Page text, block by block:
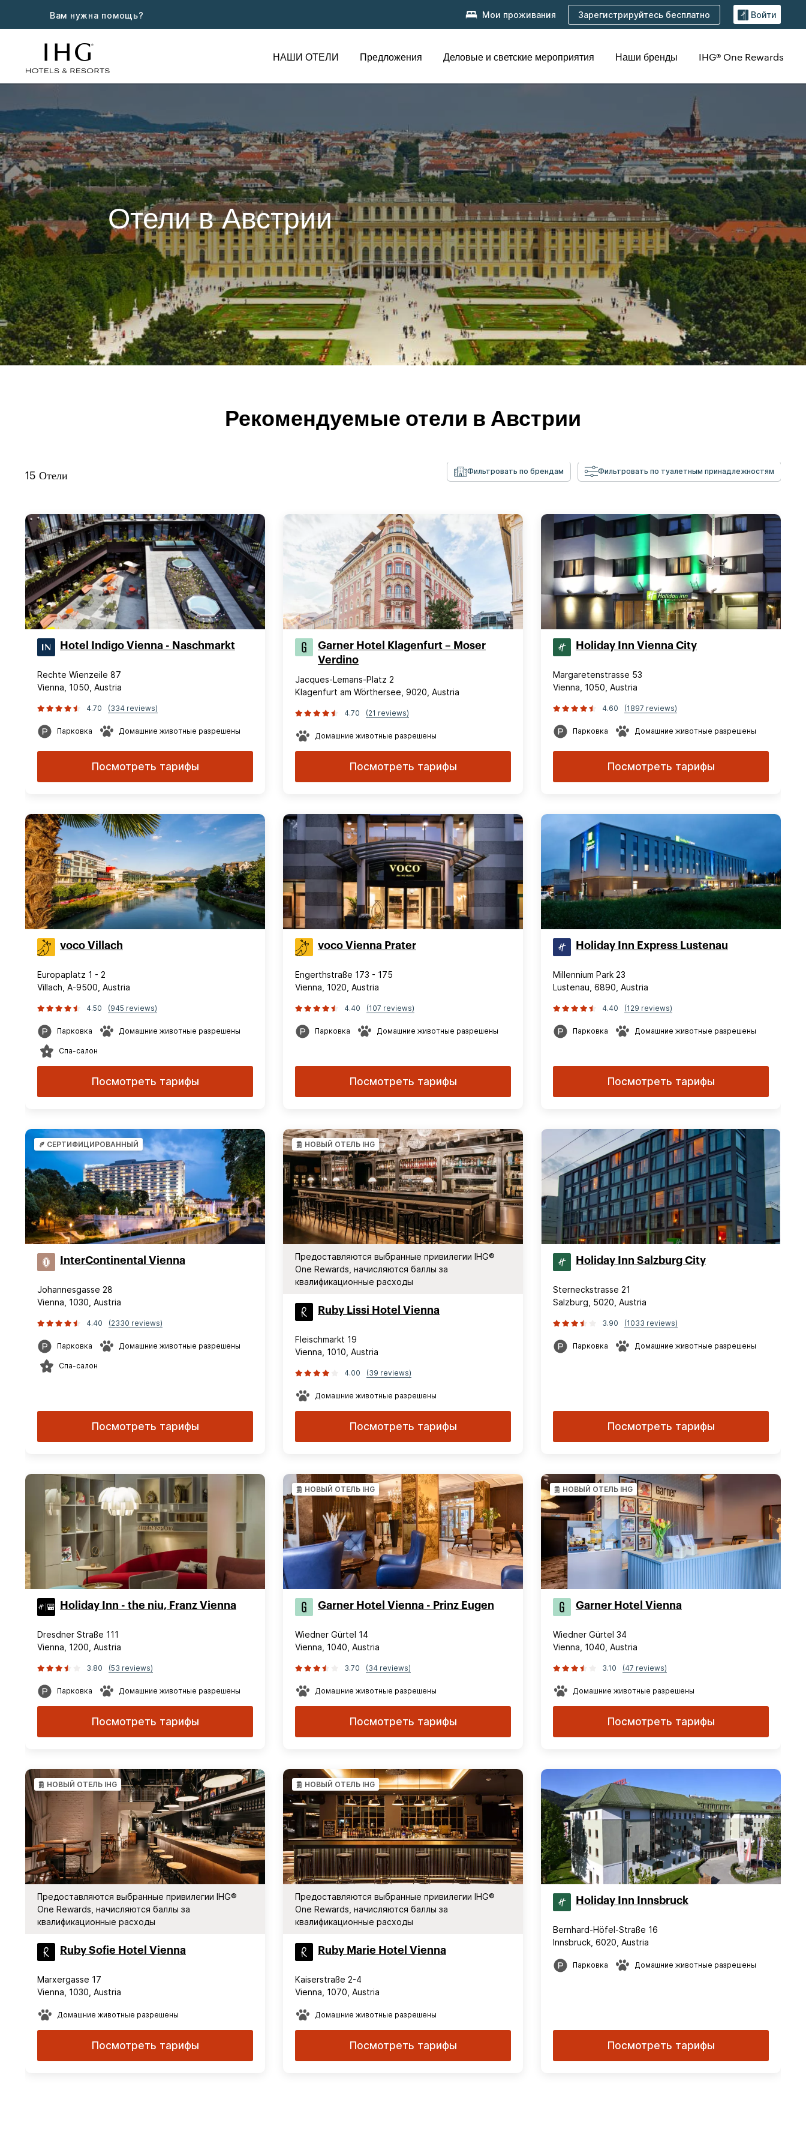
Вам нужна помощь? Мои проживания Зарегистрируйтесь бесплатно Войти
НАШИ ОТЕЛИ Предложения Деловые и светские мероприятия Наши бренды IHG® One Rewards
Отели в Австрии
Рекомендуемые отели в Австрии
15 Отели Фильтровать по брендам Фильтровать по туалетным принадлежностям
Hotel Indigo Vienna - Naschmarkt
Rechte Wienzeile 87
Vienna, 1050, Austria
4.70 (334 reviews)
Парковка Домашние животные разрешены
Посмотреть тарифы
Garner Hotel Klagenfurt – Moser
Verdino
Jacques-Lemans-Platz 2
Klagenfurt am Wörthersee, 9020, Austria
4.70 (21 reviews)
Домашние животные разрешены
Посмотреть тарифы
Holiday Inn Vienna City
Margaretenstrasse 53
Vienna, 1050, Austria
4.60 (1897 reviews)
Парковка Домашние животные разрешены
Посмотреть тарифы
voco Villach
Europaplatz 1 - 2
Villach, A-9500, Austria
4.50 (945 reviews)
Парковка Домашние животные разрешены
Спа-салон
Посмотреть тарифы
voco Vienna Prater
Engerthstraße 173 - 175
Vienna, 1020, Austria
4.40 (107 reviews)
Парковка Домашние животные разрешены
Посмотреть тарифы
Holiday Inn Express Lustenau
Millennium Park 23
Lustenau, 6890, Austria
4.40 (129 reviews)
Парковка Домашние животные разрешены
Посмотреть тарифы
СЕРТИФИЦИРОВАННЫЙ
InterContinental Vienna
Johannesgasse 28
Vienna, 1030, Austria
4.40 (2330 reviews)
Парковка Домашние животные разрешены
Спа-салон
Посмотреть тарифы
НОВЫЙ ОТЕЛЬ IHG
Предоставляются выбранные привилегии IHG®
One Rewards, начисляются баллы за
квалификационные расходы
Ruby Lissi Hotel Vienna
Fleischmarkt 19
Vienna, 1010, Austria
4.00 (39 reviews)
Домашние животные разрешены
Посмотреть тарифы
Holiday Inn Salzburg City
Sterneckstrasse 21
Salzburg, 5020, Austria
3.90 (1033 reviews)
Парковка Домашние животные разрешены
Посмотреть тарифы
Holiday Inn - the niu, Franz Vienna
Dresdner Straße 111
Vienna, 1200, Austria
3.80 (53 reviews)
Парковка Домашние животные разрешены
Посмотреть тарифы
НОВЫЙ ОТЕЛЬ IHG
Garner Hotel Vienna - Prinz Eugen
Wiedner Gürtel 14
Vienna, 1040, Austria
3.70 (34 reviews)
Домашние животные разрешены
Посмотреть тарифы
НОВЫЙ ОТЕЛЬ IHG
Garner Hotel Vienna
Wiedner Gürtel 34
Vienna, 1040, Austria
3.10 (47 reviews)
Домашние животные разрешены
Посмотреть тарифы
НОВЫЙ ОТЕЛЬ IHG
Предоставляются выбранные привилегии IHG®
One Rewards, начисляются баллы за
квалификационные расходы
Ruby Sofie Hotel Vienna
Marxergasse 17
Vienna, 1030, Austria
Домашние животные разрешены
Посмотреть тарифы
НОВЫЙ ОТЕЛЬ IHG
Предоставляются выбранные привилегии IHG®
One Rewards, начисляются баллы за
квалификационные расходы
Ruby Marie Hotel Vienna
Kaiserstraße 2-4
Vienna, 1070, Austria
Домашние животные разрешены
Посмотреть тарифы
Holiday Inn Innsbruck
Bernhard-Höfel-Straße 16
Innsbruck, 6020, Austria
Парковка Домашние животные разрешены
Посмотреть тарифы